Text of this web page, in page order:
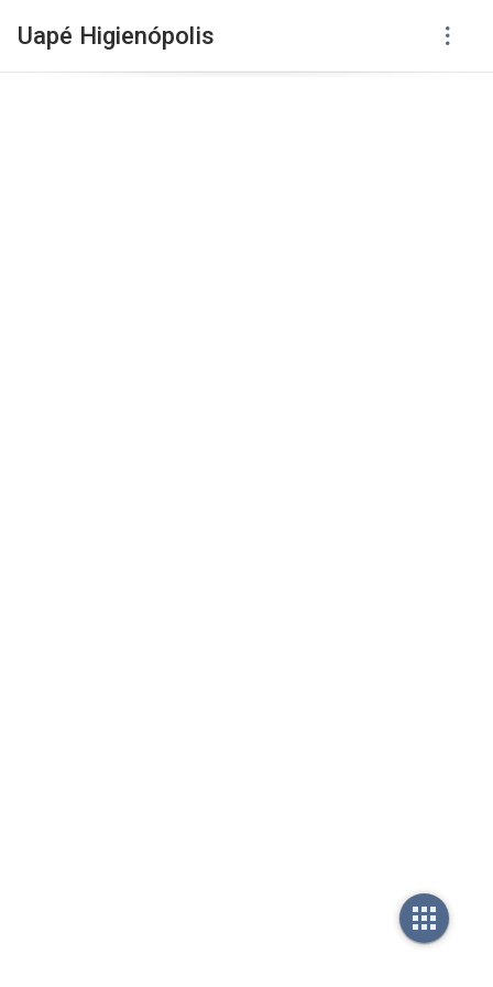
Uapé Higienópolis